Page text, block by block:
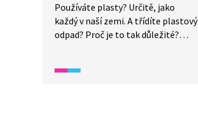
Používáte plasty? Určitě, jako
každý v naší zemi. A třídíte plastový
odpad? Proč je to tak důležité?
zabijí ročně až 100 tisíc mořských